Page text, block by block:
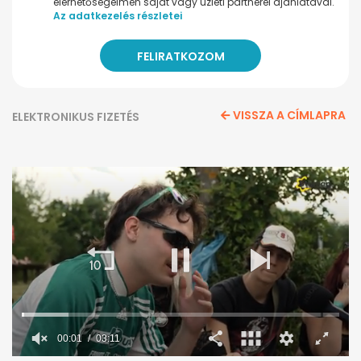
Az adatkezelés részletei
ELEKTRONIKUS FIZETÉS VISSZA A CÍMLAPRA
00:02 03:11